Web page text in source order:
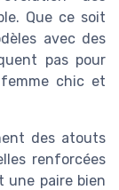
Que ce soit
avec des
pas pour
chic et
des atouts
renforcées
une paire bien